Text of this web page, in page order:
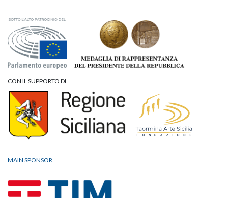
CON IL SUPPORTO DI
MAIN SPONSOR